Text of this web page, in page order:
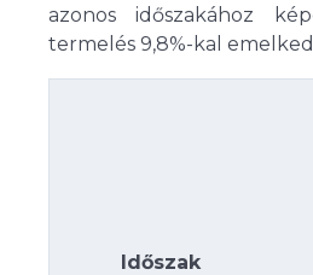
azonos időszakához
termelés 9,8%-kal
Időszak